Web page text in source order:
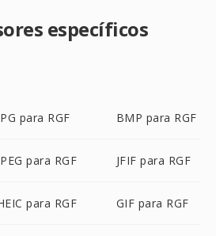
específicos
para RGF BMP para RGF
para RGF JFIF para RGF
para RGF GIF para RGF